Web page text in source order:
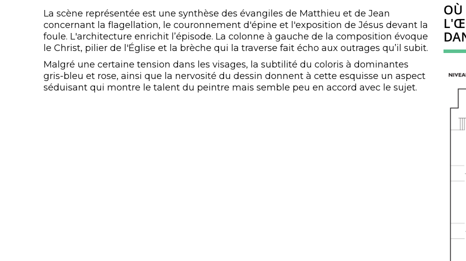
La scène représentée est une synthèse des évangiles de Matthieu et de Jean
concernant la flagellation, le couronnement d'épine et l'exposition de Jésus devant la
foule. L'architecture enrichit l’épisode. La colonne à gauche de la composition évoque
le Christ, pilier de l'Église et la brèche qui la traverse fait écho aux outrages qu’il subit.
Malgré une certaine tension dans les visages, la subtilité du coloris à dominantes
gris-bleu et rose, ainsi que la nervosité du dessin donnent à cette esquisse un aspect
séduisant qui montre le talent du peintre mais semble peu en accord avec le sujet.
OÙ